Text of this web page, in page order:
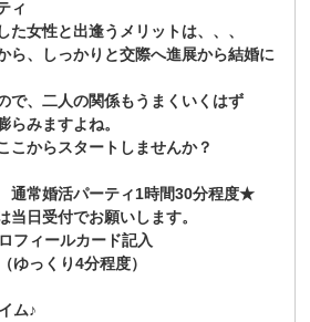
ィ
た女性と出逢うメリットは、、、
ら、しっかりと交際へ進展から結婚に
で、二人の関係もうまくいくはず
らみますよね。
こからスタートしませんか？
常婚活パーティ1時間30分程度★
日受付でお願いします。
フィールカード記入
っくり4分程度）
ム♪